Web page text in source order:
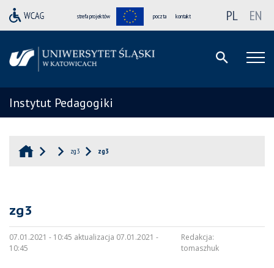
strefa projektów poczta kontakt PL EN
Instytut Pedagogiki
zg3 zg3
zg3
07.01.2021 - 10:45 aktualizacja 07.01.2021 -
10:45
Redakcja:
tomaszhuk